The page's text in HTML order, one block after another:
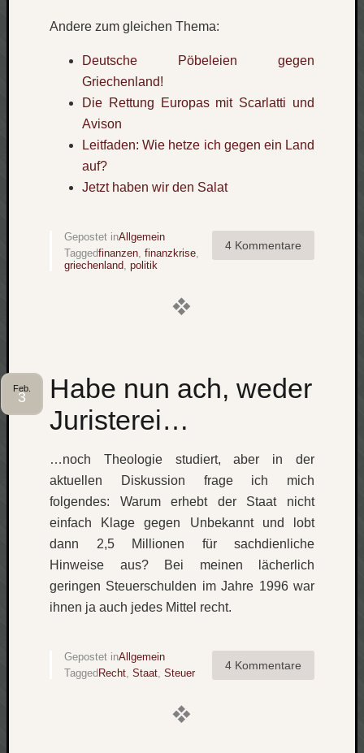
Andere zum gleichen Thema:
Deutsche Pöbeleien gegen
Griechenland!
Die Rettung Europas mit Scarlatti und
Avison
Leitfaden: Wie hetze ich gegen ein Land
auf?
Jetzt haben wir den Salat
4 Kommentare
Gepostet inAllgemein
Taggedfinanzen, finanzkrise,
griechenland, politik
Habe nun ach, weder
Juristerei…
Feb.
3
…noch Theologie studiert, aber in der
aktuellen Diskussion frage ich mich
folgendes: Warum erhebt der Staat nicht
einfach Klage gegen Unbekannt und lobt
dann 2,5 Millionen für sachdienliche
Hinweise aus? Bei meinen lächerlich
geringen Steuerschulden im Jahre 1996 war
ihnen ja auch jedes Mittel recht.
4 Kommentare
Gepostet inAllgemein
Tagged Recht, Staat, Steuer